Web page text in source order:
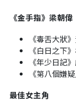
《金手指》梁朝偉
《毒舌大狀
《白日之下
《年少日記
《第八個嫌
最佳女主角